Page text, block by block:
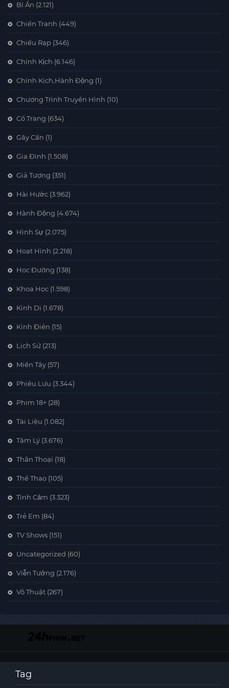
Bí Ẩn (2.121)
Chiến Tranh (449)
Chiếu Rạp (346)
Chính Kịch (6.146)
Chính Kịch,Hành Động (1)
Chương Trình Truyền Hình (10)
Cổ Trang (634)
Gây Cấn (1)
Gia Đình (1.508)
Giả Tượng (351)
Hài Hước (3.962)
Hành Động (4.674)
Hình Sự (2.075)
Hoạt Hình (2.218)
Học Đường (138)
Khoa Học (1.598)
Kinh Dị (1.678)
Kinh Điển (15)
Lịch Sử (213)
Miền Tây (57)
Phiêu Lưu (3.344)
Phim 18+ (28)
Tài Liệu (1.082)
Tâm Lý (3.676)
Thần Thoại (18)
Thể Thao (105)
Tình Cảm (3.323)
Trẻ Em (84)
TV Shows (151)
Uncategorized (60)
Viễn Tưởng (2.176)
Võ Thuật (267)
Tag